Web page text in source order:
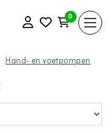
0
Hand- en voetpompen